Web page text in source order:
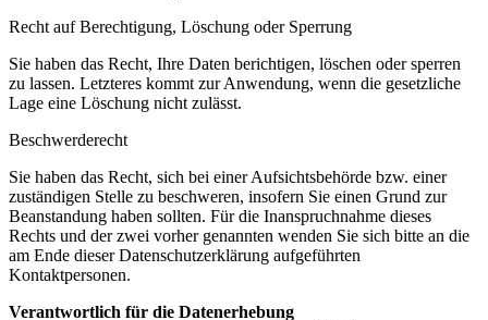
Recht auf Berechtigung, Löschung oder Sperrung
Sie haben das Recht, Ihre Daten berichtigen, löschen oder sperren
zu lassen. Letzteres kommt zur Anwendung, wenn die gesetzliche
Lage eine Löschung nicht zulässt.
Beschwerderecht
Sie haben das Recht, sich bei einer Aufsichtsbehörde bzw. einer
zuständigen Stelle zu beschweren, insofern Sie einen Grund zur
Beanstandung haben sollten. Für die Inanspruchnahme dieses
Rechts und der zwei vorher genannten wenden Sie sich bitte an die
am Ende dieser Datenschutzerklärung aufgeführten
Kontaktpersonen.
Verantwortlich für die Datenerhebung